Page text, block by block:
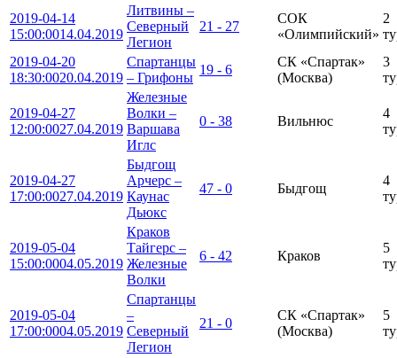
2019-04-14
15:00:0014.04.2019
Литвины –
Северный
Легион
21 - 27
СОК
«Олимпийский»
2
2019-04-20
18:30:0020.04.2019
Спартанцы
– Грифоны
19 - 6
СК «Спартак»
(Москва)
3
2019-04-27
12:00:0027.04.2019
Железные
Волки –
Варшава
Иглс
0 - 38 Вильнюс
4
2019-04-27
17:00:0027.04.2019
Быдгощ
Арчерс –
Каунас
Дьюкс
47 - 0 Быдгощ
4
2019-05-04
15:00:0004.05.2019
Краков
Тайгерс –
Железные
Волки
6 - 42 Краков
5
2019-05-04
17:00:0004.05.2019
Спартанцы
–
Северный
Легион
21 - 0
СК «Спартак»
(Москва)
5